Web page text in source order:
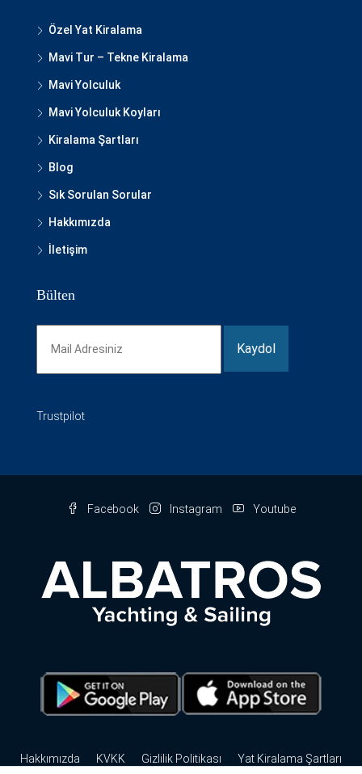
Özel Yat Kiralama
Mavi Tur – Tekne Kiralama
Mavi Yolculuk
Mavi Yolculuk Koyları
Kiralama Şartları
Blog
Sık Sorulan Sorular
Hakkımızda
İletişim
Bülten
Trustpilot
Facebook Instagram Youtube
Hakkımızda KVKK Gizlilik Politikası
Yat Kiralama Şartları